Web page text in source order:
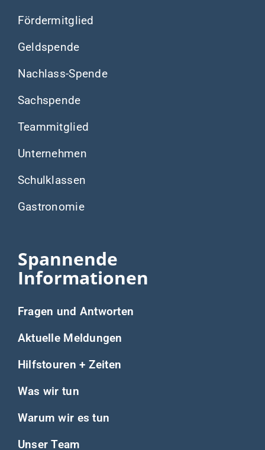
Fördermitglied
Geldspende
Nachlass-Spende
Sachspende
Teammitglied
Unternehmen
Schulklassen
Gastronomie
Spannende
Informationen
Fragen und Antworten
Aktuelle Meldungen
Hilfstouren + Zeiten
Was wir tun
Warum wir es tun
Unser Team